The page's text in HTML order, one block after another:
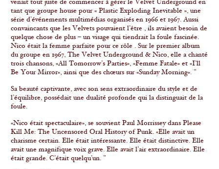
venait tout juste de commencer à gérer le Velvet Underground en
tant que groupe house pour « Plastic Exploding Inevitable », une
série d’événements multimédias organisés en 1966 et 1967. Aussi
convaincants que les Velvets pouvaient l’être , ils avaient besoin de
quelque chose de plus – un visage qui tiendrait la foule fascinée.
Nico était la femme parfaite pour ce rôle . Sur le premier album
du groupe en 1967, The Velvet Underground & Nico, elle a chanté
trois chansons, «All Tomorrow’s Parties», «Femme Fatale» et «I’ll
Be Your Mirror», ainsi que des chœurs sur «Sunday Morning». ”
Sa beauté captivante, avec son sens extraordinaire du style et de
l’équilibre, possédait une dualité profonde qui la distinguait de la
foule.
«Nico était spectaculaire», se souvient Paul Morrissey dans Please
Kill Me: The Uncensored Oral History of Punk. «Elle avait un
charisme certain. Elle était intéressante. Elle était distinctive. Elle
avait une magnifique voix grave. Elle avait l’air extraordinaire. Elle
était grande. C’était quelqu’un. ”